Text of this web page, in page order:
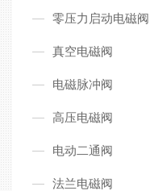
零压力启动电磁阀
真空电磁阀
电磁脉冲阀
高压电磁阀
电动二通阀
法兰电磁阀